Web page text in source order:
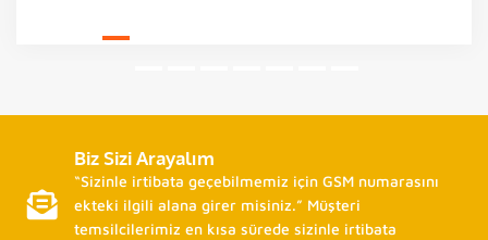
Biz Sizi Arayalım
“Sizinle irtibata geçebilmemiz için GSM numarasını
ekteki ilgili alana girer misiniz.” Müşteri
temsilcilerimiz en kısa sürede sizinle irtibata